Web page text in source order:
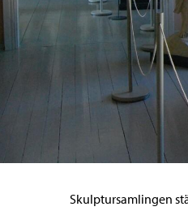
Skulptursamlingen